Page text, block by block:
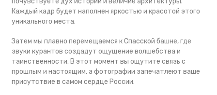
Каждый кадр будет наполнен яркостью и красотой этого
уникального места.
Затем мы плавно перемещаемся к Спасской башне, где
звуки курантов создадут ощущение волшебства и
таинственности. В этот момент вы ощутите связь с
прошлым и настоящим, а фотографии запечатлеют ваше
присутствие в самом сердце России.